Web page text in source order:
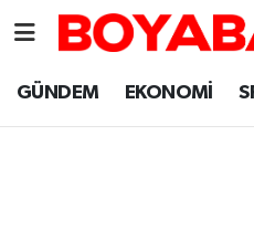
GÜNDEM EKONOMİ
Sinop Nöbetçi